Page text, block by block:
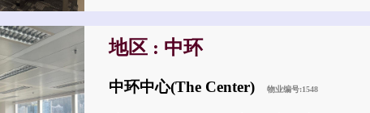
地区 : 中环
中环中心(The Center) 物业编号:1548